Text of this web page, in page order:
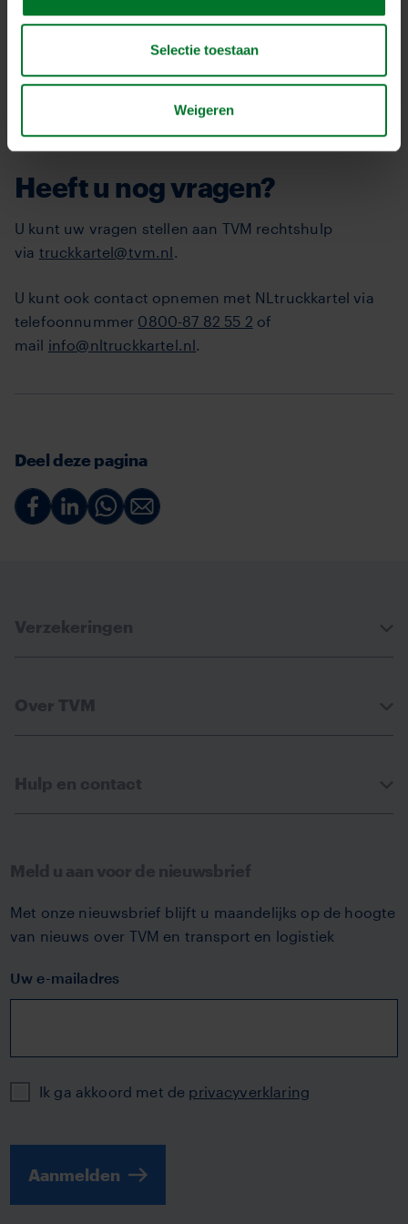
Selectie toestaan
Weigeren
Informatie en communicatie
Na uw aanmelding zal de communicatie en
nieuwsbrieven en de websitewww.nltruckkartel.nl/
Heeft u nog vragen?
U kunt uw vragen stellen aan TVM rechtshulp
via truckkartel@tvm.nl.
U kunt ook contact opnemen met NLtruckkartel via
telefoonnummer 0800-87 82 55 2 of
mail info@nltruckkartel.nl.
Deel deze pagina
Deel Deel Deel Deel
Verzekeringen
Over TVM
Hulp en contact
Meld u aan voor de nieuwsbrief
Met onze nieuwsbrief blijft u maandelijks op de hoogte
van nieuws over TVM en transport en logistiek
Uw e-mailadres
PrivacyIk ga akkoord met de privacyverklaring